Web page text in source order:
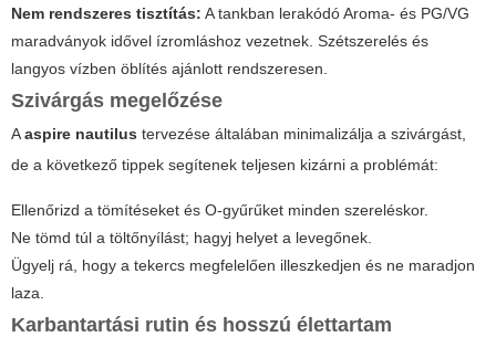
Nem rendszeres tisztítás: A tankban lerakódó Aroma- és PG/VG
maradványok idővel ízromláshoz vezetnek. Szétszerelés és
langyos vízben öblítés ajánlott rendszeresen.
Szivárgás megelőzése
Aaspire nautilus tervezése általában minimalizálja a szivárgást,
de a következő tippek segítenek teljesen kizárni a problémát:
Ellenőrizd a tömítéseket és O-gyűrűket minden szereléskor.
Ne tömd túl a töltőnyílást; hagyj helyet a levegőnek.
Ügyelj rá, hogy a tekercs megfelelően illeszkedjen és ne maradjon
laza.
Karbantartási rutin és hosszú élettartam